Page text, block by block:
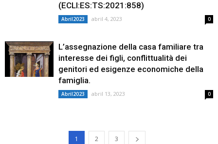
(ECLI:ES:TS:2021:858)
Abril2023 abril 4, 2023 0
L’assegnazione della casa familiare tra
interesse dei figli, conflittualità dei
genitori ed esigenze economiche della
famiglia.
Abril2023 abril 13, 2023 0
1 2 3